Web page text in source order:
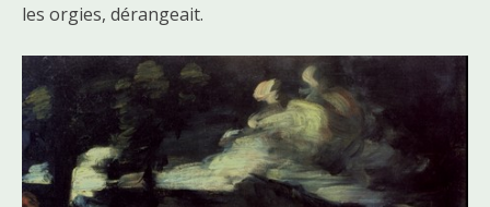
les orgies, dérangeait.